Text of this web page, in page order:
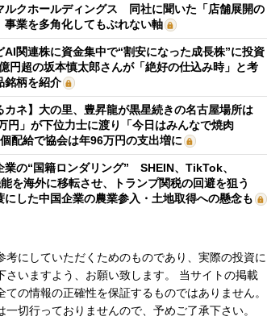
ルクホールディングス 同社に聞いた「店舗展開の
事業を多角化してもぶれない軸
AI関連株に資金集中で“割安になった成長株”に投資
超の坂本慎太郎さんが「絶好の仕込み時」と考
銘柄を紹介
カネ】大の里、豊昇龍が黒星続きの名古屋場所は
円」が下位力士に渡り「今日はみんなで焼肉
配給で協会は年96万円の支出増に
業の“国籍ロンダリング” SHEIN、TikTok、
を海外に移転させ、トランプ関税の回避を狙う
にした中国企業の農業参入・土地取得への懸念も
にしていただくためのものであり、実際の投資に
いますよう、お願い致します。 当サイトの掲載
の情報の正確性を保証するものではありません。
切行っておりませんので、予めご了承下さい。